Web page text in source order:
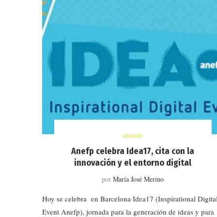
artículo
Anefp celebra Idea17, cita con la
innovación y el entorno digital
porMaría José Merino
Hoy se celebra en Barcelona Idea17 (Inspirational
Event Anefp), jornada para la generación de ideas y para